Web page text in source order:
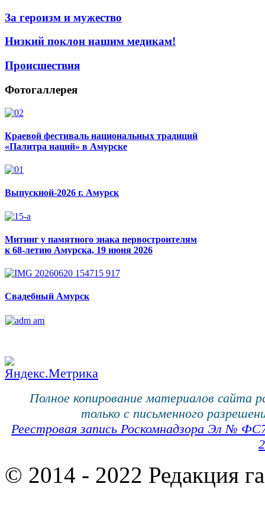
За героизм и мужество
Низкий поклон нашим медикам!
Происшествия
Фотогаллерея
Краевой фестиваль национальных традиций
«Палитра наций» в Амурске
Выпускной-2026 г. Амурск
Митинг у памятного знака первостроителям
к 68-летию Амурска, 19 июня 2026
Свадебный Амурск
Полное копирование материалов сайта
только с письменного
Реестровая запись Роскомнадзора Эл №
© 2014 - 2022 Редакция